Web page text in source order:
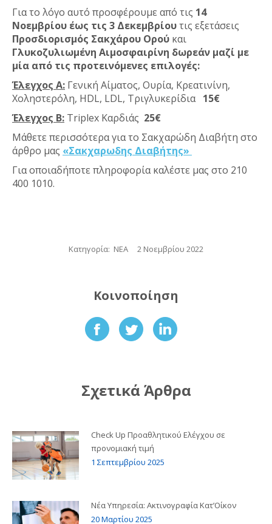
Για το λόγο αυτό προσφέρουμε από τις 14
Νοεμβρίου έως τις 3 Δεκεμβρίουτις εξετάσεις
Προσδιορισμός Σακχάρου Ορού και
Γλυκοζυλιωμένη Αιμοσφαιρίνη δωρεάν μαζί με
μία από τις προτεινόμενες επιλογές:
Έλεγχος Α: Γενική Αίματος, Ουρία, Κρεατινίνη,
Χοληστερόλη, HDL, LDL, Τριγλυκερίδια 15€
Έλεγχος Β: Triplex Καρδιάς 25€
Μάθετε περισσότερα για το Σακχαρώδη Διαβήτη στο
άρθρο μας «Σακχαρωδης Διαβήτης»
Για οποιαδήποτε πληροφορία καλέστε μας στο 210
400 1010.
Κατηγορία: ΝΕΑ 2 Νοεμβρίου 2022
Κοινοποίηση
ShareShareShare
Σχετικά Άρθρα
Check Up Προαθλητικού Ελέγχου σε
προνομιακή τιμή
1 Σεπτεμβρίου 2025
Νέα Υπηρεσία: Ακτινογραφία Κατ’Οίκον
20 Μαρτίου 2025